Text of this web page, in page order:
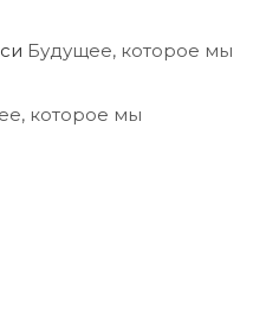
Будущее, которое мы
которое мы